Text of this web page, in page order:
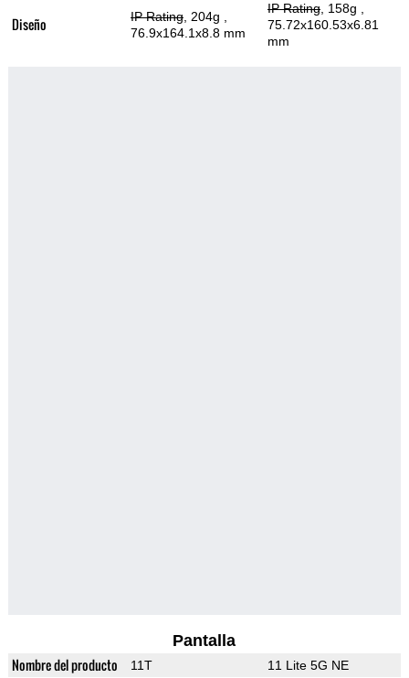
Diseño IP Rating, 204g
76.9x164.1x8.8 mm
IP Rating, 158g
75.72x160.53x6.81
mm
Pantalla
Nombre del producto 11T 11 Lite 5G NE